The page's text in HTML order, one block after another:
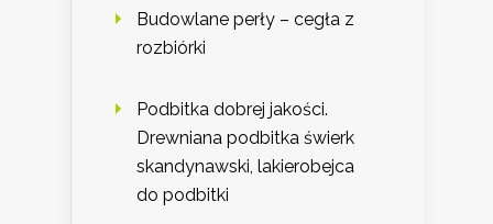
Budowlane perły – cegła z
rozbiórki
Podbitka dobrej jakości.
Drewniana podbitka świerk
skandynawski, lakierobejca
do podbitki